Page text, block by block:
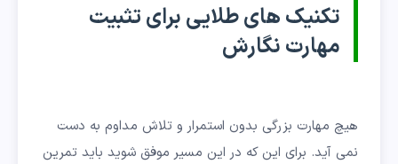
تکنیک های طلایی برای تثبیت
مهارت نگارش
هیچ مهارت بزرگی بدون استمرار و تلاش مداوم به دست
نمی آید. برای این که در این مسیر موفق شوید باید تمرین